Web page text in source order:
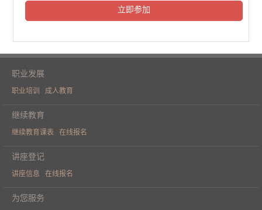
6138人次观看
民法典普法培训（三）
6094人次观看
《人工智能重构财务价值》学术论坛
立即参加
职业发展
职业培训 成人教育
继续教育
继续教育课表 在线报名
讲座登记
讲座信息 在线报名
为您服务